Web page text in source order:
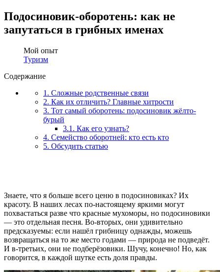
Подосиновик-оборотень: как не
запутаться в грибных именах
Мой опыт
Туризм
Содержание
1. Сложные родственные связи
2. Как их отличить? Главные хитрости
3. Тот самый оборотень: подосиновик жёлто-
бурый
3.1. Как его узнать?
4. Семейство оборотней: кто есть кто
5. Обсудить статью
Знаете, что я больше всего ценю в подосиновиках? Их
красоту. В наших лесах по-настоящему яркими могут
похвастаться разве что красные мухоморы, но подосиновики
— это отдельная песня. Во-вторых, они удивительно
предсказуемы: если нашёл грибницу однажды, можешь
возвращаться на то же место годами — природа не подведёт.
И в-третьих, они не подберёзовики. Шучу, конечно! Но, как
говорится, в каждой шутке есть доля правды.